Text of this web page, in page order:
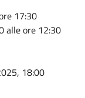
17:30
alle ore 12:30
18:00